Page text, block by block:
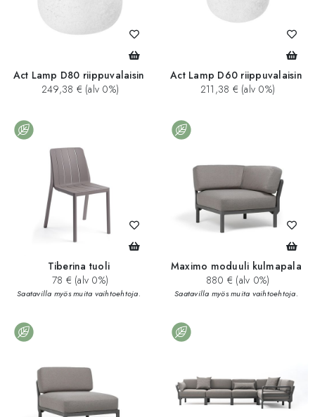
Act Lamp D80 riippuvalaisin
249,38 € (alv 0%)
Act Lamp D60 riippuvalaisin
211,38 € (alv 0%)
Tiberina tuoli
78 € (alv 0%)
Saatavilla myös muita vaihtoehtoja.
Maximo moduuli kulmapala
880 € (alv 0%)
Saatavilla myös muita vaihtoehtoja.